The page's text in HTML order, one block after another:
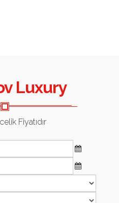
Luxury
Fiyatıdır